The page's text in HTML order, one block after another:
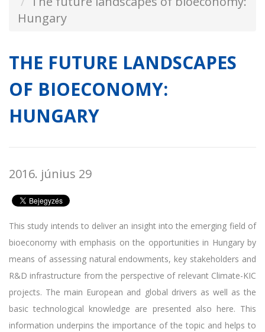
Hungary
THE FUTURE LANDSCAPES
OF BIOECONOMY:
HUNGARY
2016. június 29
This study intends to deliver an insight into the emerging field of
bioeconomy with emphasis on the opportunities in Hungary by
means of assessing natural endowments, key stakeholders and
R&D infrastructure from the perspective of relevant Climate-KIC
projects. The main European and global drivers as well as the
basic technological knowledge are presented also here. This
information underpins the importance of the topic and helps to